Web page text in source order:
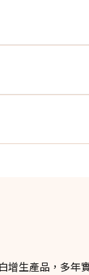
增生產品，多